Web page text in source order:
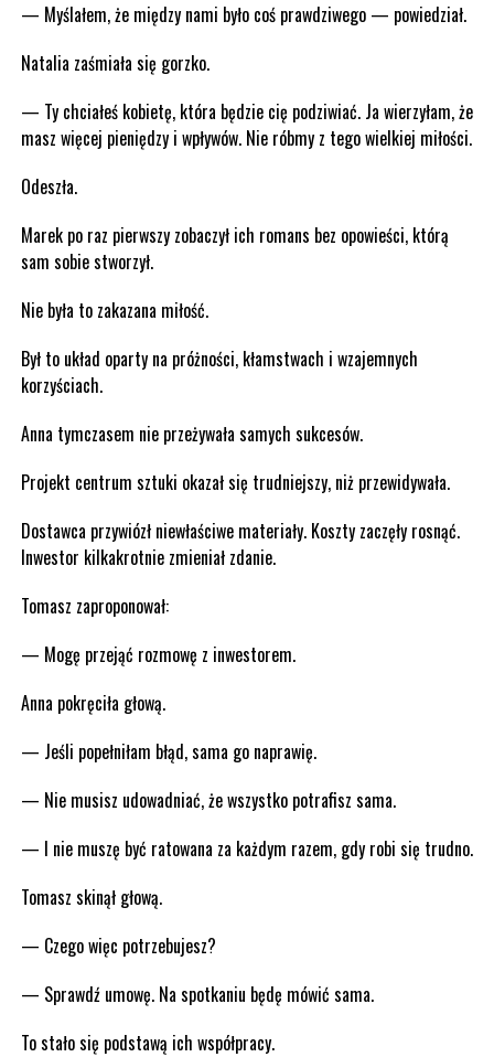
— Myślałem, że między nami było coś prawdziwego — powiedział.
Natalia zaśmiała się gorzko.
— Ty chciałeś kobietę, która będzie cię podziwiać. Ja wierzyłam, że
masz więcej pieniędzy i wpływów. Nie róbmy z tego wielkiej miłości.
Odeszła.
Marek po raz pierwszy zobaczył ich romans bez opowieści, którą
sam sobie stworzył.
Nie była to zakazana miłość.
Był to układ oparty na próżności, kłamstwach i wzajemnych
korzyściach.
Anna tymczasem nie przeżywała samych sukcesów.
Projekt centrum sztuki okazał się trudniejszy, niż przewidywała.
Dostawca przywiózł niewłaściwe materiały. Koszty zaczęły rosnąć.
Inwestor kilkakrotnie zmieniał zdanie.
Tomasz zaproponował:
— Mogę przejąć rozmowę z inwestorem.
Anna pokręciła głową.
— Jeśli popełniłam błąd, sama go naprawię.
— Nie musisz udowadniać, że wszystko potrafisz sama.
— I nie muszę być ratowana za każdym razem, gdy robi się trudno.
Tomasz skinął głową.
— Czego więc potrzebujesz?
— Sprawdź umowę. Na spotkaniu będę mówić sama.
To stało się podstawą ich współpracy.